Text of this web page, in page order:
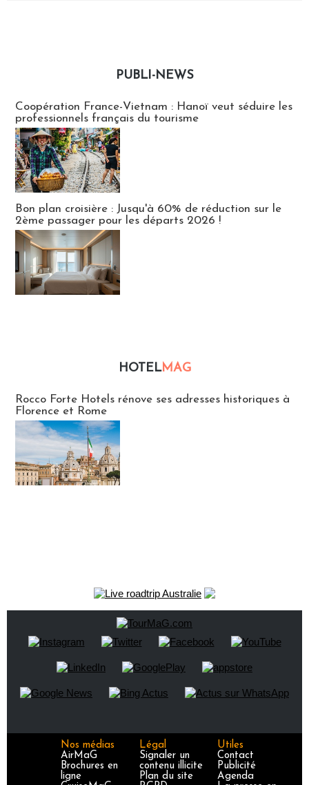
PUBLI-NEWS
Coopération France-Vietnam : Hanoï veut séduire les
professionnels français du tourisme
Bon plan croisière : Jusqu'à 60% de réduction sur le
2ème passager pour les départs 2026 !
HOTELMAG
Rocco Forte Hotels rénove ses adresses historiques à
Florence et Rome
Nos médias
AirMaG
Brochures en
ligne
Légal
Signaler un
contenu illicite
Plan du site
Utiles
Contact
Publicité
Agenda